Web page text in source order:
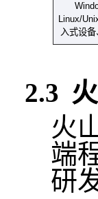
Linux/
入式设
2.3
火
端
研